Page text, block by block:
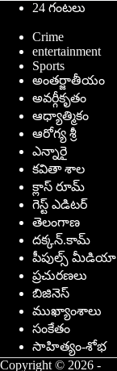
24 గంటలు
Crime
entertainment
Sports
అంతర్జాతీయం
అవర్గీకృతం
ఆధ్యాత్మికం
ఆరోగ్య శ్రీ
ఎన్నారై
కవితా శాల
క్లాస్ రూమ్
గెస్ట్ ఎడిటర్
తెలంగాణ
దక్కన్.కామ్
పీపుల్స్ ‌మీడియా
ప్రచురణలు
బిజినెస్
ముఖ్యాంశాలు
సంకేతం
సాహిత్యం-శోభ
Copyright © 2026 -